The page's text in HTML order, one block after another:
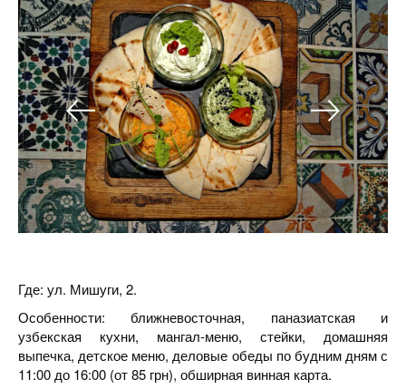
Где: ул. Мишуги, 2.
Особенности: ближневосточная, паназиатская и
узбекская кухни, мангал-меню, стейки, домашняя
выпечка, детское меню, деловые обеды по будним дням с
11:00 до 16:00 (от 85 грн), обширная винная карта.